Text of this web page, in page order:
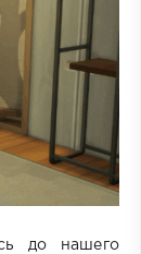
до нашего